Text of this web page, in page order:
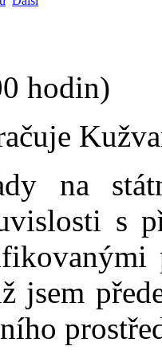
hodin)
na
s
jsem